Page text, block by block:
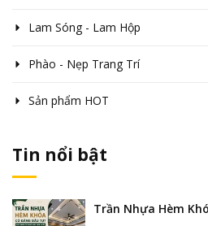
Lam Sóng - Lam Hộp
Phào - Nẹp Trang Trí
Sản phẩm HOT
Tin nổi bật